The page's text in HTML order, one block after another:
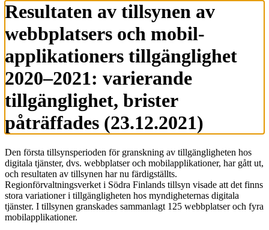
Resultaten av tillsynen av
webb­platsers och mobil­
applikationers tillgänglighet
2020–2021: varierande
tillgänglighet, brister
påträffades (23.12.2021)
Den första tillsynsperioden för granskning av tillgängligheten hos
digitala tjänster, dvs. webbplatser och mobilapplikationer, har gått ut,
och resultaten av tillsynen har nu färdigställts.
Regionförvaltningsverket i Södra Finlands tillsyn visade att det finns
stora variationer i tillgängligheten hos myndigheternas digitala
tjänster. I tillsynen granskades sammanlagt 125 webbplatser och fyra
mobilapplikationer.